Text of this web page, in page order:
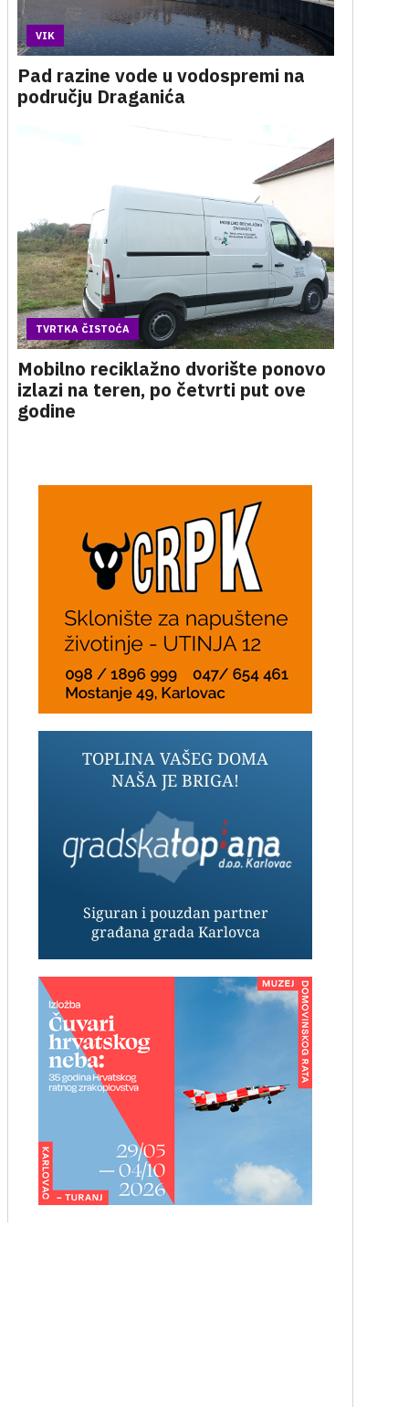
VIK
Pad razine vode u vodospremi na
području Draganića
TVRTKA ČISTOĆA
Mobilno reciklažno dvorište ponovo
izlazi na teren, po četvrti put ove
godine